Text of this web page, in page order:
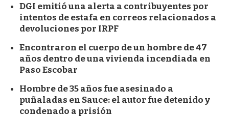
DGI emitió una alerta a contribuyentes por
intentos de estafa en correos relacionados a
devoluciones por IRPF
Encontraron el cuerpo de un hombre de 47
años dentro de una vivienda incendiada en
Paso Escobar
Hombre de 35 años fue asesinado a
puñaladas en Sauce: el autor fue detenido y
condenado a prisión